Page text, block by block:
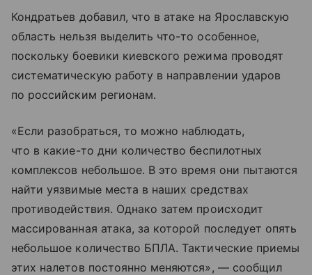
Кондратьев добавил, что в атаке на Ярославскую
область нельзя выделить что-то особенное,
поскольку боевики киевского режима проводят
систематическую работу в направлении ударов
по российским регионам.
«Если разобраться, то можно наблюдать,
что в какие-то дни количество беспилотных
комплексов небольшое. В это время они пытаются
найти уязвимые места в наших средствах
противодействия. Однако затем происходит
массированная атака, за которой последует опять
небольшое количество БПЛА. Тактические приемы
этих налетов постоянно меняются», — сообщил